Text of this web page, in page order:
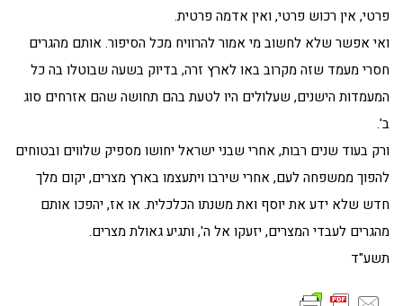
פרטי, אין רכוש פרטי, ואין אדמה פרטית.
ואי אפשר שלא לחשוב מי אמור להרוויח מכל הסיפור. אותם מהגרים
חסרי מעמד שזה מקרוב באו לארץ זרה, בדיוק בשעה שבוטלו בה כל
המעמדות הישנים, שעלולים היו לטעת בהם תחושה שהם אזרחים סוג
ב'.
ורק בעוד שנים רבות, אחרי שבני ישראל יחושו מספיק שלווים ובטוחים
להפוך ממשפחה לעם, אחרי שירבו ויתעצמו בארץ מצרים, יקום מלך
חדש שלא ידע את יוסף ואת משנתו הכלכלית. או אז, יהפכו אותם
מהגרים לעבדי המצרים, יזעקו אל ה', ותגיע גאולת מצרים.
תשע"ד